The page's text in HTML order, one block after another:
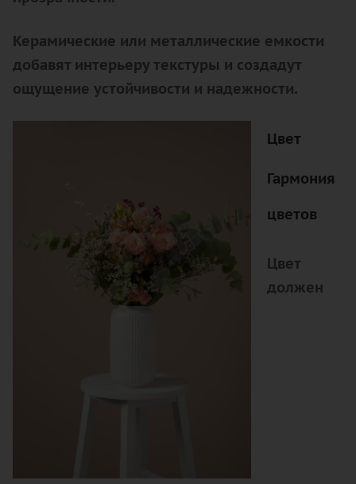
Керамические или металлические емкости
добавят интерьеру текстуры и создадут
ощущение устойчивости и надежности.
Цвет
Гармония
цветов
Цвет
должен